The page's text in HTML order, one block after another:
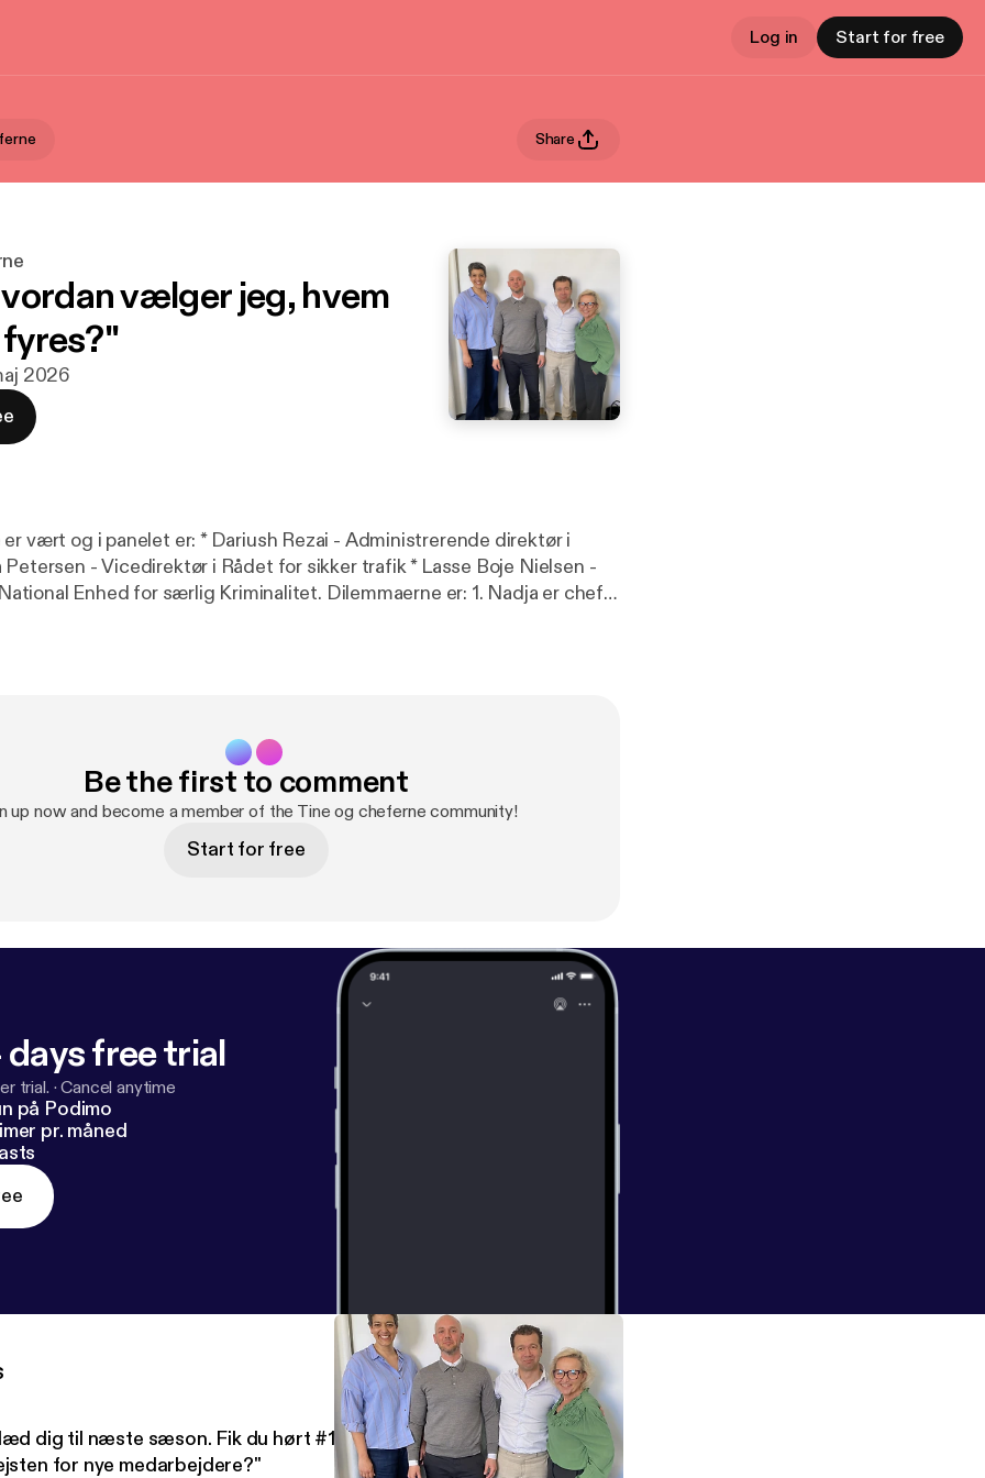
Log in Start for free
Share
vælger jeg, hvem
2026
er: * Dariush Rezai - Administrerende direktør i
for særlig Kriminalitet. Dilemmaerne er: 1. Nadja er chef
han er i tvivl om, hvem skal han vælge. Har du selv et ledelses-
af Rakkerpak Productions for Djøf
Be the first to comment
up now and become a member of the Tine og cheferne community!
Start for free
free trial
trial. ·Cancel anytime
på Podimo
pr. måned
dig til næste sæson. Fik du hørt #104 "Hvordan bevarer jeg
for nye medarbejdere?"